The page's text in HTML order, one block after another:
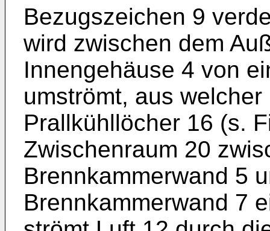
Bezugszeichen 9
wird zwischen dem
Innengehäuse 4 von
umströmt, aus
Prallkühllöcher 16 (s.
Zwischenraum 20
Brennkammerwand 5
Brennkammerwand 7